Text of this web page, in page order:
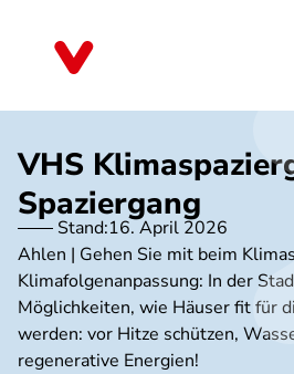
VHS
Spaziergang
Stand:16. April 2026
Ahlen | Gehen Sie mit beim
Klimafolgenanpassung: In der
Möglichkeiten, wie Häuser fit für
werden: vor Hitze schützen,
regenerative Energien!